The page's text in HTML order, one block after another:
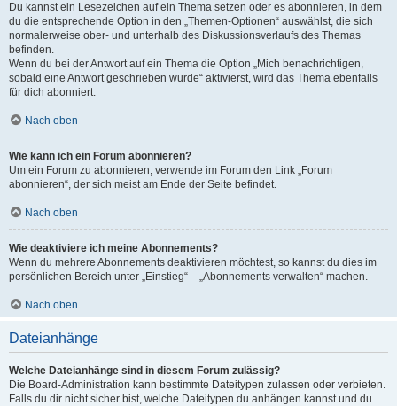
Du kannst ein Lesezeichen auf ein Thema setzen oder es abonnieren, in dem
du die entsprechende Option in den „Themen-Optionen“ auswählst, die sich
normalerweise ober- und unterhalb des Diskussionsverlaufs des Themas
befinden.
Wenn du bei der Antwort auf ein Thema die Option „Mich benachrichtigen,
sobald eine Antwort geschrieben wurde“ aktivierst, wird das Thema ebenfalls
für dich abonniert.
Nach oben
Wie kann ich ein Forum abonnieren?
Um ein Forum zu abonnieren, verwende im Forum den Link „Forum
abonnieren“, der sich meist am Ende der Seite befindet.
Nach oben
Wie deaktiviere ich meine Abonnements?
Wenn du mehrere Abonnements deaktivieren möchtest, so kannst du dies im
persönlichen Bereich unter „Einstieg“ – „Abonnements verwalten“ machen.
Nach oben
Dateianhänge
Welche Dateianhänge sind in diesem Forum zulässig?
Die Board-Administration kann bestimmte Dateitypen zulassen oder verbieten.
Falls du dir nicht sicher bist, welche Dateitypen du anhängen kannst und du